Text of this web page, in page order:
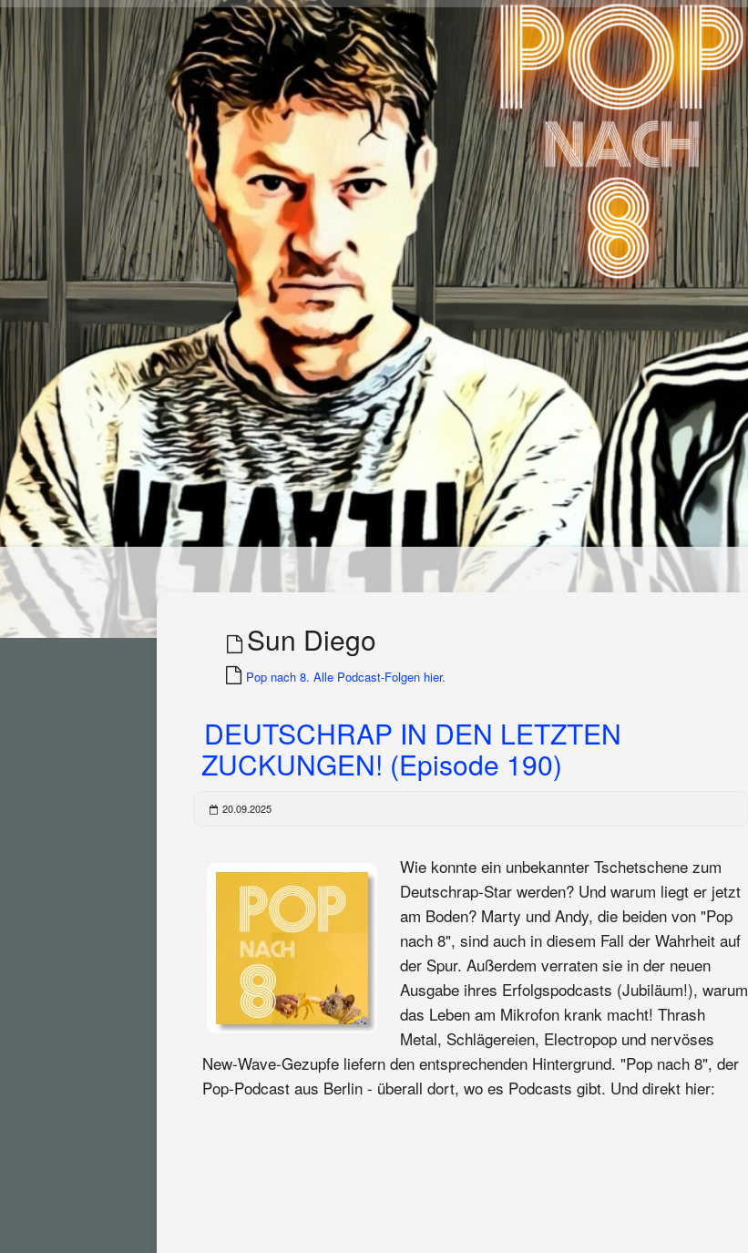
Sun Diego
Pop nach 8. Alle Podcast-Folgen hier.
DEUTSCHRAP IN DEN LETZTEN
ZUCKUNGEN! (Episode 190)
20.09.2025
Wie konnte ein unbekannter Tschetschene zum
Deutschrap-Star werden? Und warum liegt er jetzt
am Boden? Marty und Andy, die beiden von "Pop
nach 8", sind auch in diesem Fall der Wahrheit auf
der Spur. Außerdem verraten sie in der neuen
Ausgabe ihres Erfolgspodcasts (Jubiläum!), warum
das Leben am Mikrofon krank macht! Thrash
Metal, Schlägereien, Electropop und nervöses
New-Wave-Gezupfe liefern den entsprechenden Hintergrund. "Pop nach 8", der
Pop-Podcast aus Berlin - überall dort, wo es Podcasts gibt. Und direkt hier: